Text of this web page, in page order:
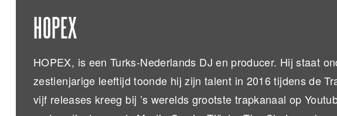
HOPEX
HOPEX, is een Turks-Nederlands DJ en producer. Hij staat
zestienjarige leeftijd toonde hij zijn talent in 2016 tijdens de
vijf releases kreeg bij ’s werelds grootste trapkanaal op